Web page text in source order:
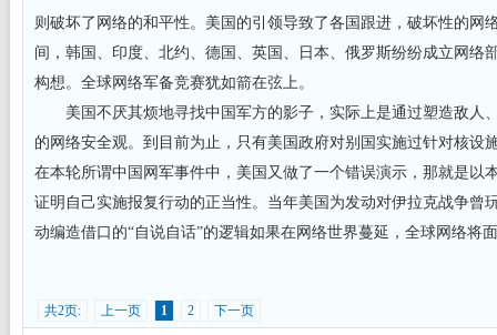
则破坏了网络的和平性。美国的引领导致了各国跟进，破坏性的网
间，韩国、印度、北约、德国、英国、日本、俄罗斯纷纷成立网络
构想。全球网络军备竞赛犹如箭在弦上。
美国不厌其烦地寻找中国军方的影子，实际上是通过塑造敌人
的网络安全观。到目前为止，只有美国政府对别国实施过针对核设
在本轮所谓中国网军事件中，美国又做了一个错误演示，那就是以
证明自己实施报复行动的正当性。当年美国为发动对伊拉克战争曾
动编造借口的“自说自话”的逻辑如果在网络世界蔓延，全球网络将
共2页: 上一页 1 2 下一页